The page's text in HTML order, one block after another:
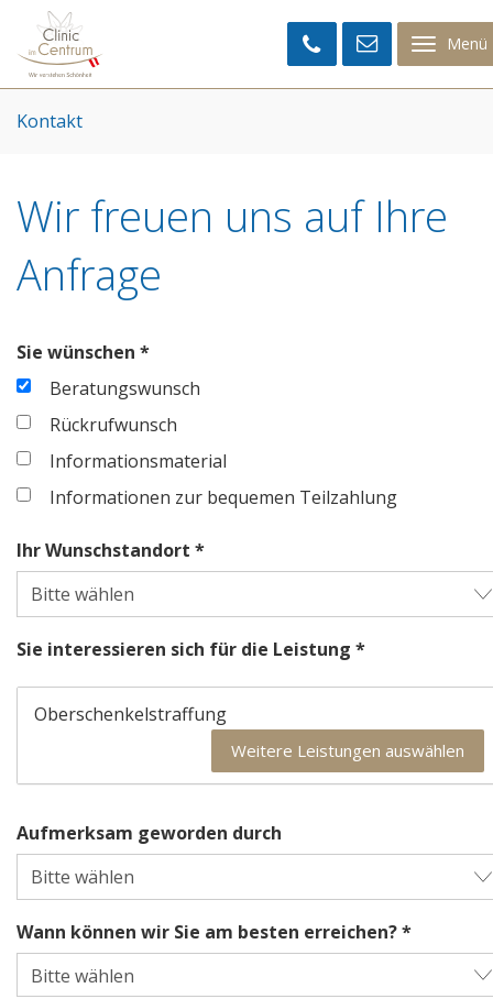
Menü
Clinic
Centrum
Kontakt
Wir freuen uns auf Ihre
Anfrage
Sie wünschen *
Beratungswunsch
Rückrufwunsch
Informationsmaterial
Informationen zur bequemen Teilzahlung
Ihr Wunschstandort *
Sie interessieren sich für die Leistung *
Oberschenkelstraffung
Weitere Leistungen auswählen
Aufmerksam geworden durch
Wann können wir Sie am besten erreichen? *